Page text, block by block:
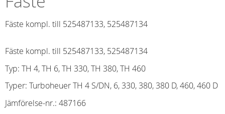
Fäste kompl. till 525487133, 525487134
Fäste kompl. till 525487133, 525487134
Typ: TH 4, TH 6, TH 330, TH 380, TH 460
Typer: Turboheuer TH 4 S/DN, 6, 330, 380, 380 D, 460, 460 D
Jämförelse-nr.: 487166